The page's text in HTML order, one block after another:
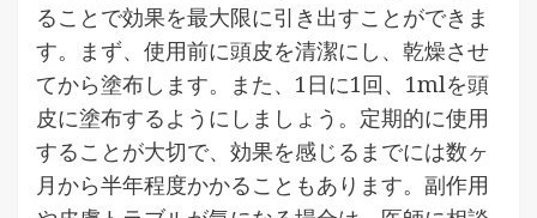
ることで効果を最大限に引き出すことができま
す。まず、使用前に頭皮を清潔にし、乾燥させ
てから塗布します。また、1日に1回、1mlを頭
皮に塗布するようにしましょう。定期的に使用
することが大切で、効果を感じるまでには数ヶ
月から半年程度かかることもあります。副作用